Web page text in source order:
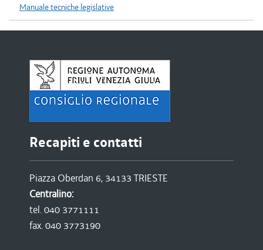
Manuale tecniche legislative
Recapiti e contatti
Piazza Oberdan 6, 34133 TRIESTE
Centralino:
tel. 040 3771111
fax. 040 3773190